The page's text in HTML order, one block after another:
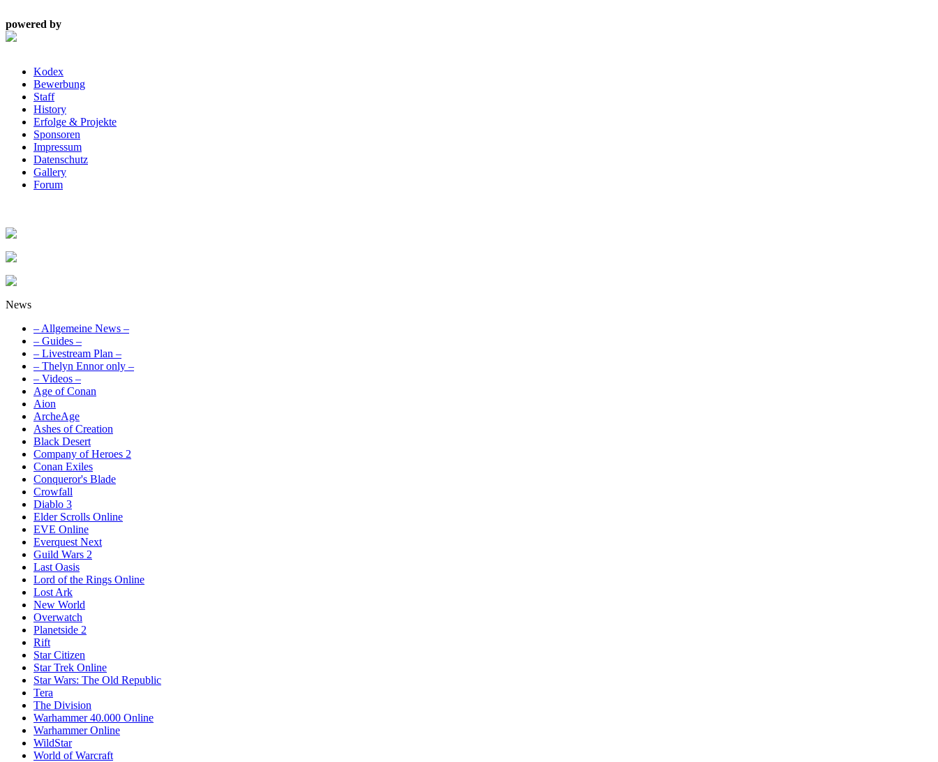
powered by
Kodex
Bewerbung
Staff
History
Erfolge & Projekte
Sponsoren
Impressum
Datenschutz
Gallery
Forum
News
– Allgemeine News –
– Guides –
– Livestream Plan –
– Thelyn Ennor only –
– Videos –
Age of Conan
Aion
ArcheAge
Ashes of Creation
Black Desert
Company of Heroes 2
Conan Exiles
Conqueror's Blade
Crowfall
Diablo 3
Elder Scrolls Online
EVE Online
Everquest Next
Guild Wars 2
Last Oasis
Lord of the Rings Online
Lost Ark
New World
Overwatch
Planetside 2
Rift
Star Citizen
Star Trek Online
Star Wars: The Old Republic
Tera
The Division
Warhammer 40.000 Online
Warhammer Online
WildStar
World of Warcraft